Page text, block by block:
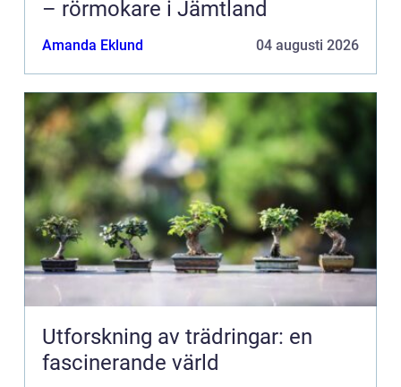
– rörmokare i Jämtland
Amanda Eklund 04 augusti 2026
Utforskning av trädringar: en
fascinerande värld